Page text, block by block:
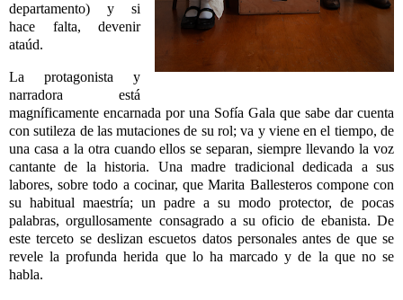
departamento) y si
hace falta, devenir
ataúd.
La protagonista y
narradora está
magníficamente encarnada por una Sofía Gala que sabe dar cuenta
con sutileza de las mutaciones de su rol; va y viene en el tiempo, de
una casa a la otra cuando ellos se separan, siempre llevando la voz
cantante de la historia. Una madre tradicional dedicada a sus
labores, sobre todo a cocinar, que Marita Ballesteros compone con
su habitual maestría; un padre a su modo protector, de pocas
palabras, orgullosamente consagrado a su oficio de ebanista. De
este terceto se deslizan escuetos datos personales antes de que se
revele la profunda herida que lo ha marcado y de la que no se
habla.